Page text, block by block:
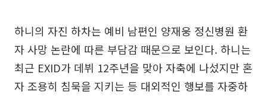
하니의 자진 하차는 예비 남편인 양재웅 정신병원 환
자 사망 논란에 따른 부담감 때문으로 보인다. 하니는
최근 EXID가 데뷔 12주년을 맞아 자축에 나섰지만 혼
자 조용히 침묵을 지키는 등 대외적인 행보를 자중하